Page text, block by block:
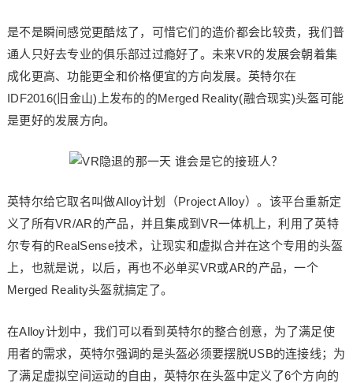
是不是瞬间感觉更酷炫了，可惜它们的造价都会比较贵，我们普
通人只好去专业的俱乐部过过瘾好了。未来VR的发展会朝着集
成化更高、功能更全和价格便宜的方向发展。英特尔在
IDF2016(旧金山)上发布的的Merged Reality(融合现实)头盔可能
是更好的发展方向。
英特尔给它取名叫做Alloy计划（Project Alloy）。该平台重新定
义了所有VR/AR的产品，并且集成到VR一体机上，利用了英特
尔专有的RealSense技术，让现实和虚拟合并在这个专用的头盔
上，也就是说，以后，再也不必单买VR或AR的产品，一个
Merged Reality头盔就搞定了。
在Alloy计划中，我们可以看到英特尔的整合创意，为了满足使
用者的需求，英特尔强调的是头盔必须要摆脱USB的连接线；为
了满足虚拟空间运动的自由，英特尔在头盔中定义了6个方向的